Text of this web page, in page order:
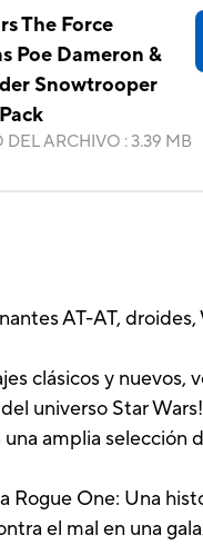
The Force
Poe Dameron &
Snowtrooper
ARCHIVO :3.39 MB
AT-AT,
clásicos y nuevos,
universo Star
amplia selección
Rogue One: Una
el mal en una